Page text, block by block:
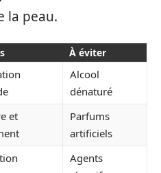
la peau.
À éviter
Alcool
dénaturé
et
Parfums
artificiels
Agents